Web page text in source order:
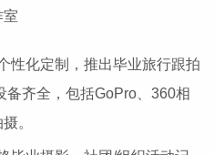
室
化定制，推出毕业旅行跟拍
备齐全，包括GoPro、360相
。